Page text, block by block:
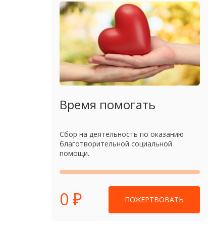
Время помогать
Сбор на деятельность по оказанию
благотворительной социальной
помощи.
0 ₽ ПОЖЕРТВОВАТЬ